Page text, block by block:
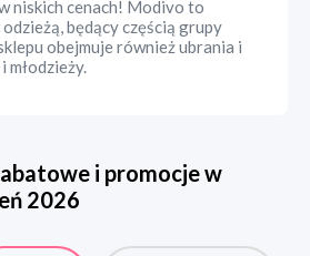
niskich cenach! Modivo to
będący częścią grupy
obejmuje również ubrania i
młodzieży.
i promocje w
2026